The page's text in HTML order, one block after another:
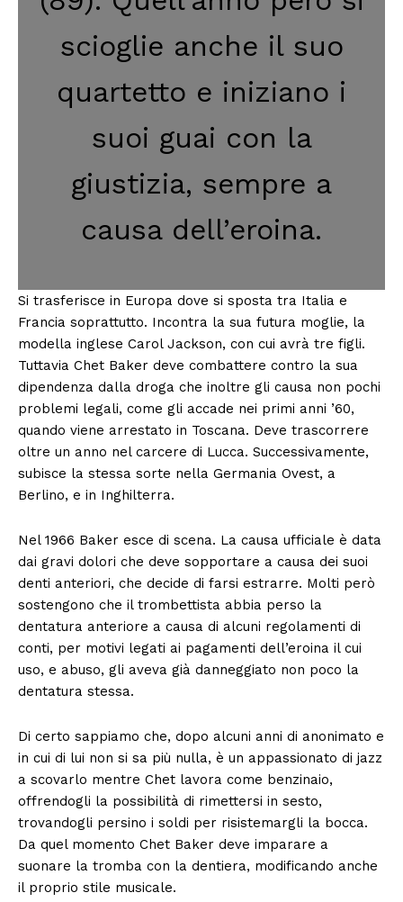
scioglie anche il suo
quartetto e iniziano i
suoi guai con la
giustizia, sempre a
causa dell’eroina.
Si trasferisce in Europa dove si sposta tra Italia e
Francia soprattutto. Incontra la sua futura moglie, la
modella inglese Carol Jackson, con cui avrà tre figli.
Tuttavia Chet Baker deve combattere contro la sua
dipendenza dalla droga che inoltre gli causa non pochi
problemi legali, come gli accade nei primi anni ’60,
quando viene arrestato in Toscana. Deve trascorrere
oltre un anno nel carcere di Lucca. Successivamente,
subisce la stessa sorte nella Germania Ovest, a
Berlino, e in Inghilterra.
Nel 1966 Baker esce di scena. La causa ufficiale è data
dai gravi dolori che deve sopportare a causa dei suoi
denti anteriori, che decide di farsi estrarre. Molti però
sostengono che il trombettista abbia perso la
dentatura anteriore a causa di alcuni regolamenti di
conti, per motivi legati ai pagamenti dell’eroina il cui
uso, e abuso, gli aveva già danneggiato non poco la
dentatura stessa.
Di certo sappiamo che, dopo alcuni anni di anonimato e
in cui di lui non si sa più nulla, è un appassionato di jazz
a scovarlo mentre Chet lavora come benzinaio,
offrendogli la possibilità di rimettersi in sesto,
trovandogli persino i soldi per risistemargli la bocca.
Da quel momento Chet Baker deve imparare a
suonare la tromba con la dentiera, modificando anche
il proprio stile musicale.